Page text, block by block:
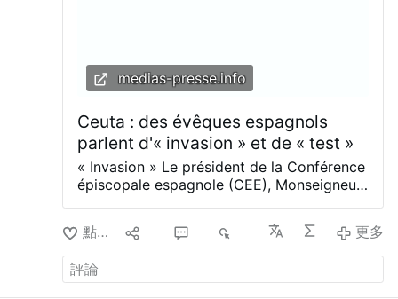
medias-presse.info
Ceuta : des évêques espagnols
parlent d'« invasion » et de « test »
« Invasion » Le président de la Conférence
épiscopale espagnole (CEE), Monseigneur
migrants à Ceuta comme une « invasion »
et un « test », et a averti que « la
démographie est une arme », dans une
déclaration qui rejoint les voix d’autres
點讚 更多